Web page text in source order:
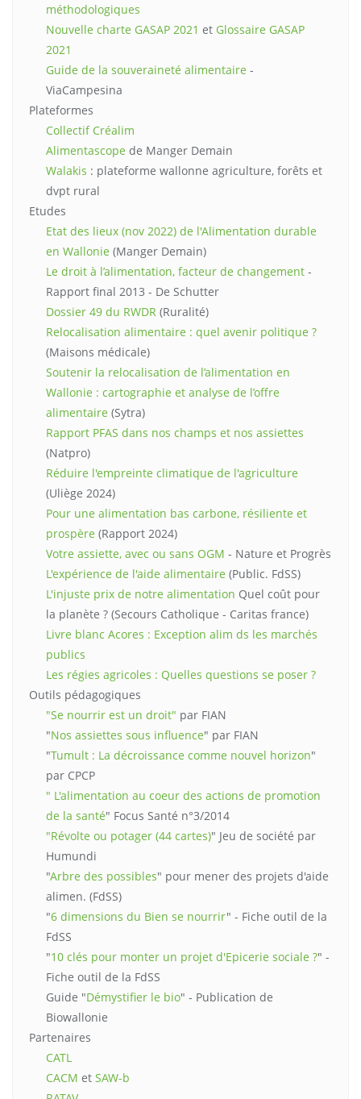
méthodologiques
Nouvelle charte GASAP 2021 et Glossaire GASAP
2021
Guide de la souveraineté alimentaire -
ViaCampesina
Plateformes
Collectif Créalim
Alimentascope de Manger Demain
Walakis : plateforme wallonne agriculture, forêts et
dvpt rural
Etudes
Etat des lieux (nov 2022) de l'Alimentation durable
en Wallonie (Manger Demain)
Le droit à l’alimentation, facteur de changement -
Rapport final 2013 - De Schutter
Dossier 49 du RWDR (Ruralité)
Relocalisation alimentaire : quel avenir politique ?
(Maisons médicale)
Soutenir la relocalisation de l’alimentation en
Wallonie : cartographie et analyse de l’offre
alimentaire (Sytra)
Rapport PFAS dans nos champs et nos assiettes
(Natpro)
Réduire l'empreinte climatique de l'agriculture
(Uliège 2024)
Pour une alimentation bas carbone, résiliente et
prospère (Rapport 2024)
Votre assiette, avec ou sans OGM - Nature et Progrès
L'expérience de l'aide alimentaire (Public. FdSS)
L'injuste prix de notre alimentation Quel coût pour
la planète ? (Secours Catholique - Caritas france)
Livre blanc Acores : Exception alim ds les marchés
publics
Les régies agricoles : Quelles questions se poser ?
Outils pédagogiques
"Se nourrir est un droit" par FIAN
"Nos assiettes sous influence" par FIAN
"Tumult : La décroissance comme nouvel horizon"
par CPCP
" L'alimentation au coeur des actions de promotion
de la santé" Focus Santé n°3/2014
"Révolte ou potager (44 cartes)" Jeu de société par
Humundi
"Arbre des possibles" pour mener des projets d'aide
alimen. (FdSS)
"6 dimensions du Bien se nourrir" - Fiche outil de la
FdSS
"10 clés pour monter un projet d'Epicerie sociale ?" -
Fiche outil de la FdSS
Guide "Démystifier le bio" - Publication de
Biowallonie
Partenaires
CATL
CACM et SAW-b